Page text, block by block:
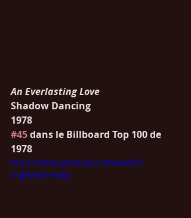
An Everlasting Love
Shadow Dancing
1978
#45 dans le Billboard Top 100 de
1978
https://www.youtube.com/watch?
v=gNr6U1AGSjI